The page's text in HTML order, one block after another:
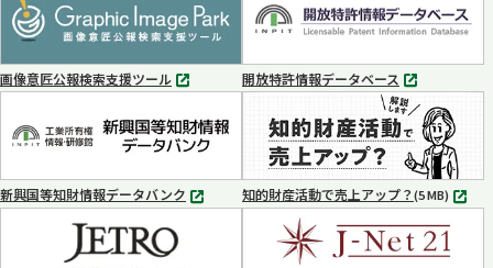
で
開
く
ブ
で
く
画像意匠公報検索支援ツール
別
ブ
で
く
開放特許情報データベース
別
タ
ブ
で
開
く
新興国等知財情報データバンク
別
知的財産活動で売上アップ？(5 MB) MP4